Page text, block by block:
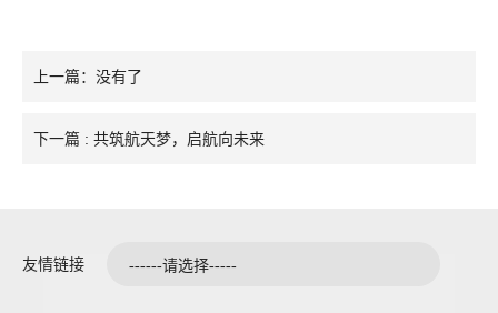
上一篇：没有了
下一篇 : 共筑航天梦，启航向未来
友情链接